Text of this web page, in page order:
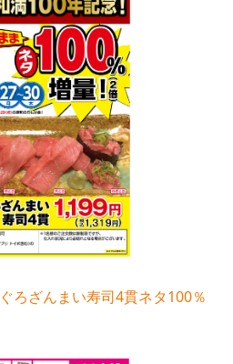
ろざんまい寿司4貫ネタ100％